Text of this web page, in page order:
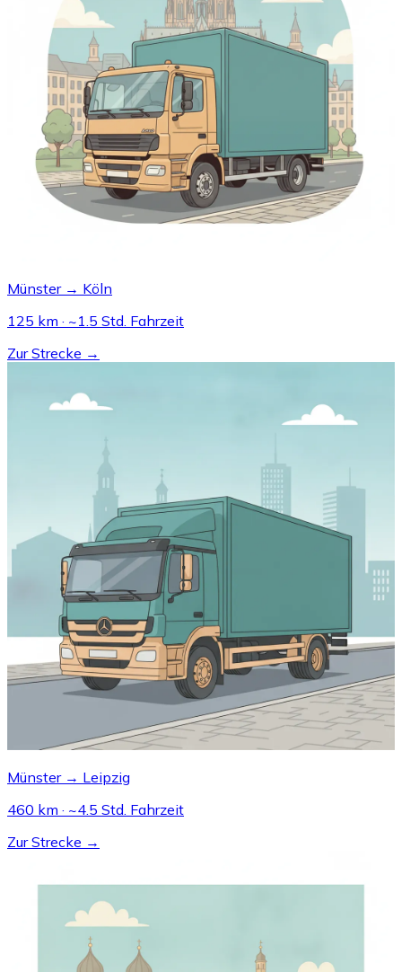
Münster → Köln
125 km · ~1.5 Std. Fahrzeit
Zur Strecke →
Münster → Leipzig
460 km · ~4.5 Std. Fahrzeit
Zur Strecke →